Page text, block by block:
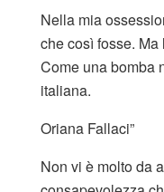
Nella mia
che così fosse.
Come una bomba
italiana.
Oriana Fallaci”
Non vi è molto da